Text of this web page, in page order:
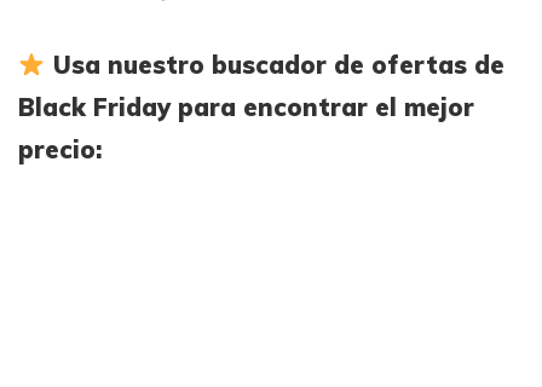
Usa nuestro buscador de ofertas de
Black Friday para encontrar el mejor
precio: